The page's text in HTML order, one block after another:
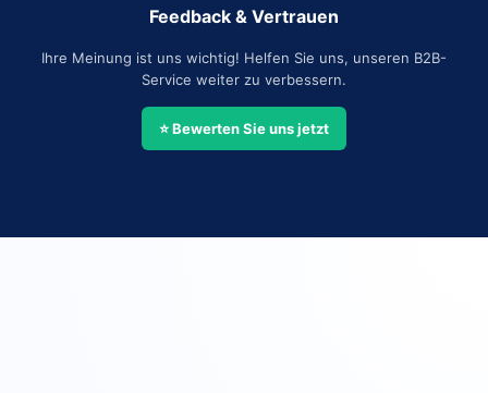
Feedback & Vertrauen
Ihre Meinung ist uns wichtig! Helfen Sie uns, unseren B2B-
Service weiter zu verbessern.
⭐ Bewerten Sie uns jetzt